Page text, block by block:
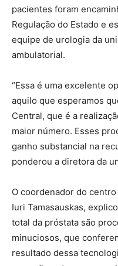
pacientes foram
Regulação do Estado e
equipe de urologia da
ambulatorial.
“Essa é uma excelente
aquilo que esperamos
Central, que é a
maior número. Esses
ganho substancial na
ponderou a diretora da
O coordenador do
Iuri Tamasauskas,
total da próstata são
minuciosos, que
resultado dessa